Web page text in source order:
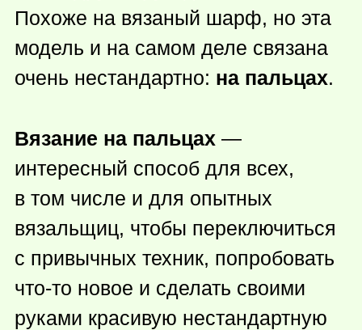
Похоже на вязаный шарф, но эта
модель и на самом деле связана
очень нестандартно: на пальцах.
Вязание на пальцах —
интересный способ для всех,
в том числе и для опытных
вязальщиц, чтобы переключиться
с привычных техник, попробовать
что-то новое и сделать своими
руками красивую нестандартную